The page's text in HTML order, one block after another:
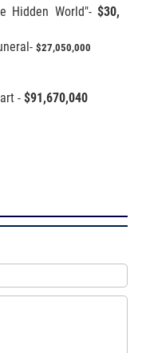
Hidden World"- $30,
$27,050,000
- $91,670,040